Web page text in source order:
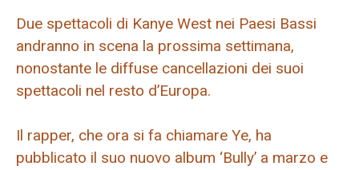
Due spettacoli di Kanye West nei Paesi Bassi
andranno in scena la prossima settimana,
nonostante le diffuse cancellazioni dei suoi
spettacoli nel resto d’Europa.
Il rapper, che ora si fa chiamare Ye, ha
pubblicato il suo nuovo album ‘Bully’ a marzo e